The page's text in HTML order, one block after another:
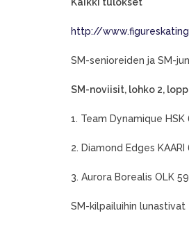
http://
SM-senioreiden ja SM-
SM-noviisit, lohko 2,
1. Team Dynamique HSK
2. Diamond Edges KAARI
3. Aurora Borealis OLK
SM-kilpailuihin lunastivat